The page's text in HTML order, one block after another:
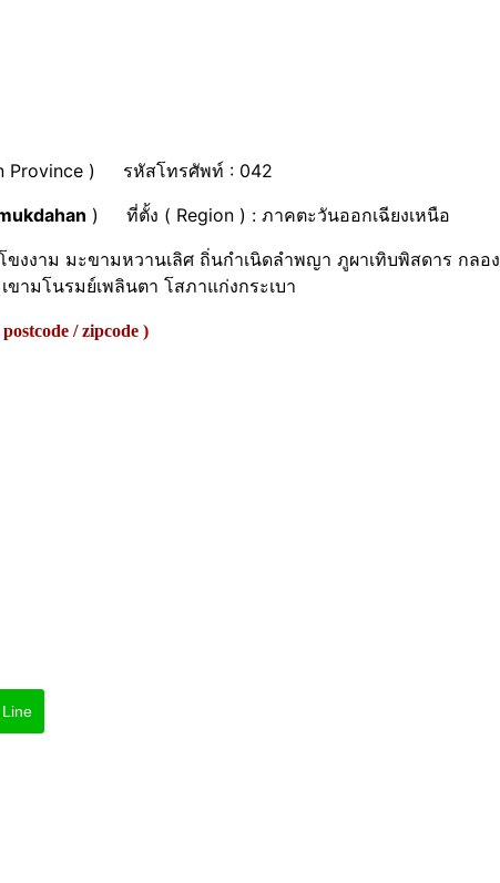
Province ) รหัสโทรศัพท์ : 042
) ที่ตั้ง ( Region ) : ภาคตะวันออกเฉียงเหนือ
ขงงาม มะขามหวานเลิศ ถิ่นกำเนิดลำพญา ภูผาเทิบพิสดาร กลอง
ามโนรมย์เพลินตา โสภาแก่งกระเบา
/ zipcode )
Line